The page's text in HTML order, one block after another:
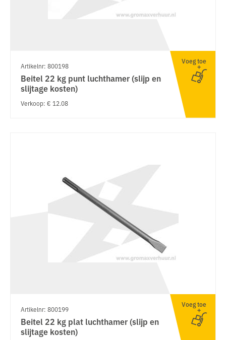
Artikelnr: 800198
Beitel 22 kg punt luchthamer (slijp en
slijtage kosten)
Verkoop: € 12.08
Voeg toe
Artikelnr: 800199
Beitel 22 kg plat luchthamer (slijp en
slijtage kosten)
Voeg toe